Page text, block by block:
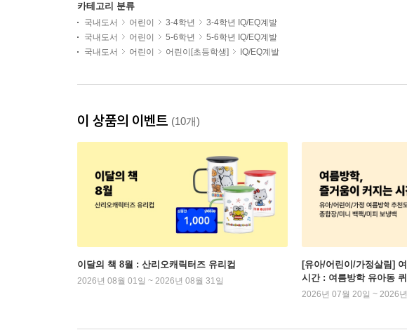
카테고리 분류
국내도서 어린이 3-4학년
3-4학년 IQ/EQ계발
국내도서
어린이 5-6학년
5-6학년 IQ/EQ계발
국내도서
어린이 어린이[초등학생] IQ/EQ계발
이 상품의 이벤트 (10개)
이달의 책 8월 : 산리오캐릭터즈 유리컵
2026년 08월 01일 ~ 2026년 08월 31일
[유아/어린이/가정살림]
시간 : 여름방학 유아동
2026년 07월 20일 ~ 2026